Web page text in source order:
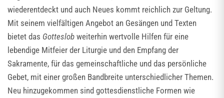
wiederentdeckt und auch Neues kommt reichlich zur Geltung.
Mit seinem vielfältigen Angebot an Gesängen und Texten
bietet das Gotteslob weiterhin wertvolle Hilfen für eine
lebendige Mitfeier der Liturgie und den Empfang der
Sakramente, für das gemeinschaftliche und das persönliche
Gebet, mit einer großen Bandbreite unterschiedlicher Themen.
Neu hinzugekommen sind gottesdienstliche Formen wie